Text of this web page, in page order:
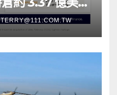
、Beast
11,000 枚以太
億枚 WLD 代
TERRY@111.COM.TW